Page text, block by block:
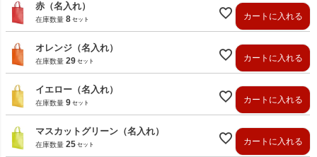
赤（名入れ）
在庫数量 8 カートに入れる
オレンジ（名入れ）
在庫数量 29 カートに入れる
イエロー（名入れ）
在庫数量 9 カートに入れる
マスカットグリーン（名入れ）
在庫数量 25 カートに入れる